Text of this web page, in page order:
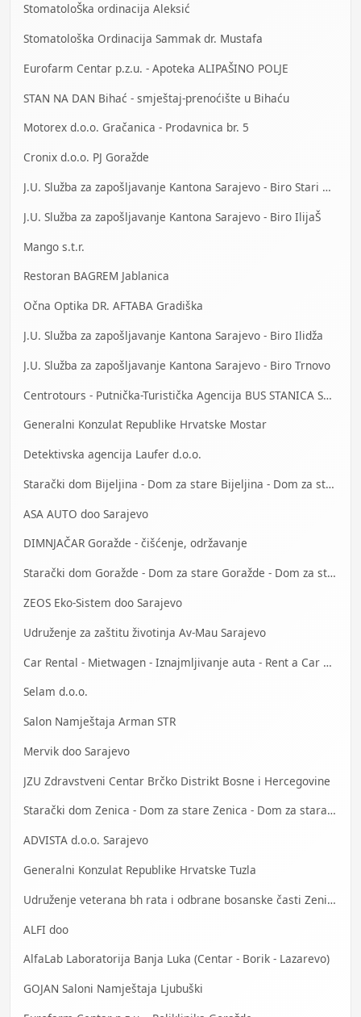
StomatoloŠka ordinacija Aleksić
Stomatološka Ordinacija Sammak dr. Mustafa
Eurofarm Centar p.z.u. - Apoteka ALIPAŠINO POLJE
STAN NA DAN Bihać - smještaj-prenoćište u Bihaću
Motorex d.o.o. Gračanica - Prodavnica br. 5
Cronix d.o.o. PJ Goražde
J.U. Služba za zapošljavanje Kantona Sarajevo - Biro Stari Grad
J.U. Služba za zapošljavanje Kantona Sarajevo - Biro IlijaŠ
Mango s.t.r.
Restoran BAGREM Jablanica
Očna Optika DR. AFTABA Gradiška
J.U. Služba za zapošljavanje Kantona Sarajevo - Biro Ilidža
J.U. Služba za zapošljavanje Kantona Sarajevo - Biro Trnovo
Centrotours - Putnička-Turistička Agencija BUS STANICA Sarajevo
Generalni Konzulat Republike Hrvatske Mostar
Detektivska agencija Laufer d.o.o.
Starački dom Bijeljina - Dom za stare Bijeljina - Dom za stara lica Bijeljina
ASA AUTO doo Sarajevo
DIMNJAČAR Goražde - čišćenje, održavanje
Starački dom Goražde - Dom za stare Goražde - Dom za stara lica Goražde
ZEOS Eko-Sistem doo Sarajevo
Udruženje za zaštitu životinja Av-Mau Sarajevo
Car Rental - Mietwagen - Iznajmljivanje auta - Rent a Car Bihać
Selam d.o.o.
Salon Namještaja Arman STR
Mervik doo Sarajevo
JZU Zdravstveni Centar Brčko Distrikt Bosne i Hercegovine
Starački dom Zenica - Dom za stare Zenica - Dom za stara lica Zenica
ADVISTA d.o.o. Sarajevo
Generalni Konzulat Republike Hrvatske Tuzla
Udruženje veterana bh rata i odbrane bosanske časti Zenica
ALFI doo
AlfaLab Laboratorija Banja Luka (Centar - Borik - Lazarevo)
GOJAN Saloni Namještaja Ljubuški